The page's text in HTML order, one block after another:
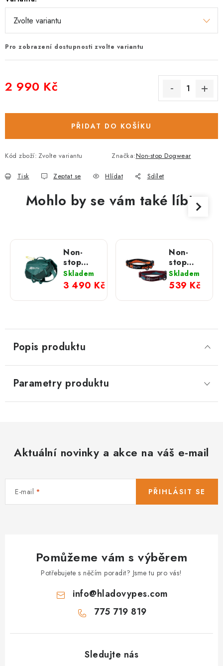
Pro zobrazení dostupnosti zvolte variantu
2 990 Kč
PŘIDAT DO KOŠÍKU
Kód zboží: Zvolte variantu Značka:Non-stop Dogwear
Tisk Zeptat se Hlídat Sdílet
Mohlo by se vám také líbit
Non-
stop
dogwear
Batoh
Trail
quest
Skladem
3 490 Kč
Non-
stop
dogwear
obojek
Trail
quest
Skladem
539 Kč
Popis produktu
Parametry produktu
Aktuální novinky a akce na váš e-mail
E-mail PŘIHLÁSIT SE
Pomůžeme vám s výběrem
Potřebujete s něčím poradit? Jsme tu pro vás!
info@hladovypes.com
775 719 819